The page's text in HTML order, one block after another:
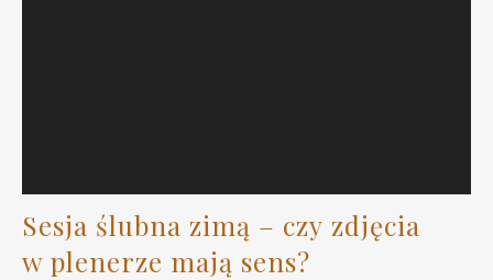
Sesja ślubna zimą – czy zdjęcia
w plenerze mają sens?